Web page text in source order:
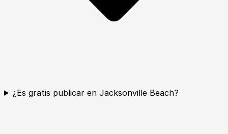
¿Es gratis publicar en Jacksonville Beach?